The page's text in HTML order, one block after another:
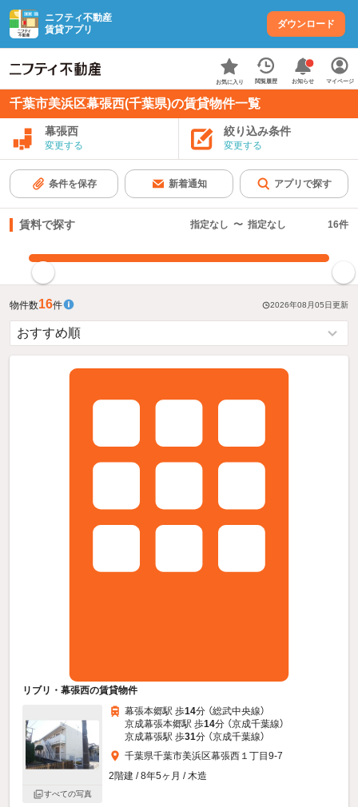
ニフティ不動産
賃貸アプリ
ダウンロード
お気に入り 閲覧履歴 お知らせ マイページ
千葉市美浜区幕張西(千葉県)の賃貸物件一覧
幕張西
変更する
絞り込み条件
変更する
条件を保存 新着通知 アプリで探す
賃料で探す 指定なし 〜 指定なし 16件
物件数16件 2026年08月05日更新
リブリ・幕張西の賃貸物件
すべての写真
幕張本郷駅 歩14分 （総武中央線）
京成幕張本郷駅 歩14分 （京成千葉線）
京成幕張駅 歩31分 （京成千葉線）
千葉県千葉市美浜区幕張西１丁目9-7
2階建 / 8年5ヶ月 / 木造